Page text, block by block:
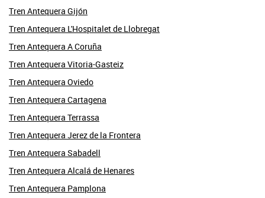
Tren Antequera Gijón
Tren Antequera L'Hospitalet de Llobregat
Tren Antequera A Coruña
Tren Antequera Vitoria-Gasteiz
Tren Antequera Oviedo
Tren Antequera Cartagena
Tren Antequera Terrassa
Tren Antequera Jerez de la Frontera
Tren Antequera Sabadell
Tren Antequera Alcalá de Henares
Tren Antequera Pamplona